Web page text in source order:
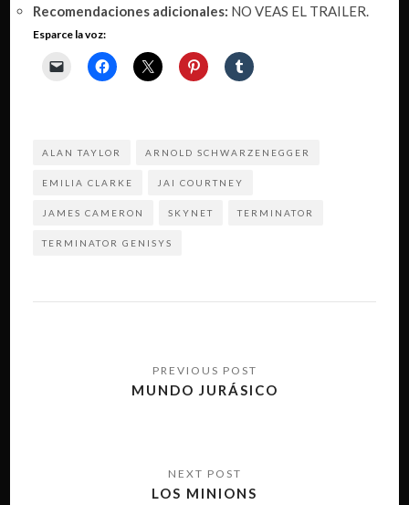
Recomendaciones adicionales: NO VEAS EL TRAILER.
Esparce la voz:
ALAN TAYLOR ARNOLD SCHWARZENEGGER
EMILIA CLARKE JAI COURTNEY
JAMES CAMERON SKYNET TERMINATOR
TERMINATOR GENISYS
MUNDO JURÁSICO
LOS MINIONS